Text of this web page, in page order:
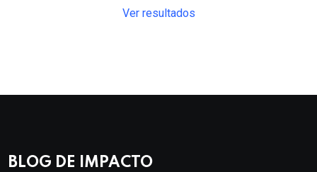
Ver resultados
BLOG DE IMPACTO